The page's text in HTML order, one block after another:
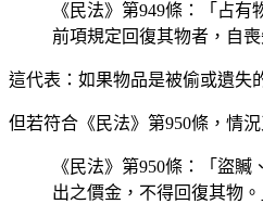
《民法》第949條：「占
前項規定回復其物者，自
這代表：如果物品是被偷或遺失
但若符合《民法》第950條，情況
《民法》第950條：「盜
出之價金，不得回復其物。